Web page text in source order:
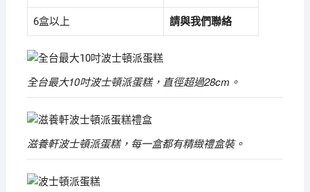
克
力
豆
油、
蜜
紅
奶
葡
6盒以上 請與我們聯絡
全台最大10吋波士頓派蛋糕，直徑超過28cm。
滋養軒波士頓派蛋糕，每一盒都有精緻禮盒裝。